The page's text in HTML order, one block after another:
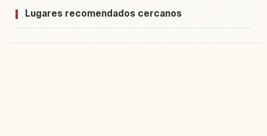
Lugares recomendados cercanos